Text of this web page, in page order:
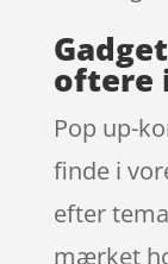
oftere
Pop up-
finde i
efter
mærket